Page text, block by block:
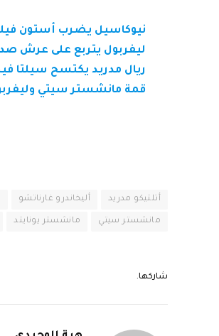
نيوكاسيل يضرب أستون فيلا
ليفربول يتربع على عرش
ريال مدريد يكتسح سيلتا
قمة مانشستر سيتي
أتلتيكو مدريد أليخاندرو غارناتشو
مانشستر سيتي مانشستر يونايتد
شاركها.